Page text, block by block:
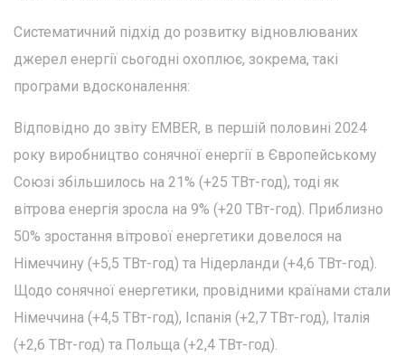
Систематичний підхід до розвитку відновлюваних
джерел енергії сьогодні охоплює, зокрема, такі
програми вдосконалення:
Відповідно до звіту EMBER, в першій половині 2024
року виробництво сонячної енергії в Європейському
Союзі збільшилось на 21% (+25 ТВт-год), тоді як
вітрова енергія зросла на 9% (+20 ТВт-год). Приблизно
50% зростання вітрової енергетики довелося на
Німеччину (+5,5 ТВт-год) та Нідерланди (+4,6 ТВт-год).
Щодо сонячної енергетики, провідними країнами стали
Німеччина (+4,5 ТВт-год), Іспанія (+2,7 ТВт-год), Італія
(+2,6 ТВт-год) та Польща (+2,4 ТВт-год).